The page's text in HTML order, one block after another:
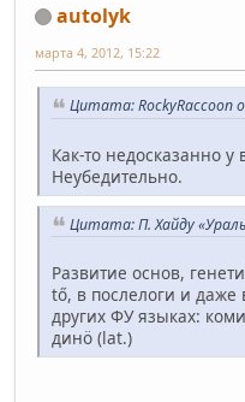
autolyk
марта 4, 2012, 15:22
Цитата: RockyRaccoon
Как-то недосказанно у
Неубедительно.
Цитата: П. Хайду
Развитие основ,
tő, в послелоги и
других ФУ языках:
динö (lat.)